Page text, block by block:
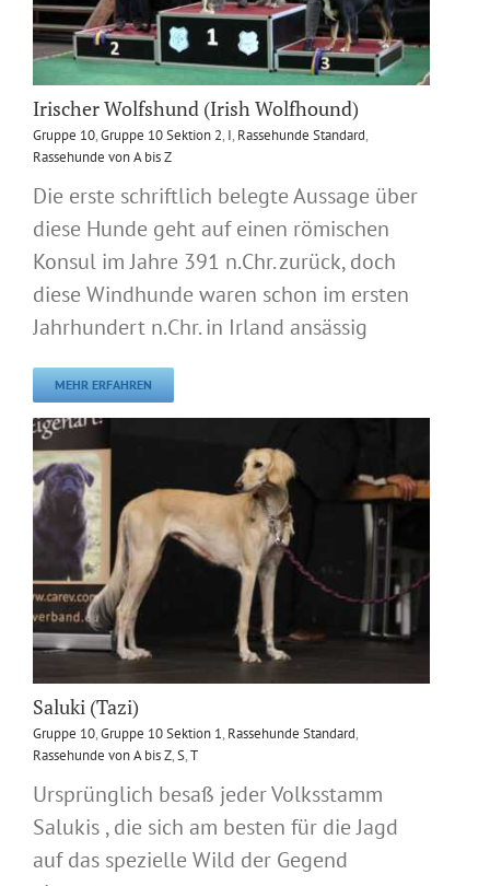
Irischer Wolfshund (Irish Wolfhound)
Gruppe 10,Gruppe 10 Sektion 2, I, Rassehunde Standard,
Rassehunde von A bis Z
Die erste schriftlich belegte Aussage über
diese Hunde geht auf einen römischen
Konsul im Jahre 391 n.Chr. zurück, doch
diese Windhunde waren schon im ersten
Jahrhundert n.Chr. in Irland ansässig
MEHR ERFAHREN
Saluki (Tazi)
Gruppe 10,Gruppe 10 Sektion 1, Rassehunde Standard,
Rassehunde von A bis Z,S,T
Ursprünglich besaß jeder Volksstamm
Salukis , die sich am besten für die Jagd
auf das spezielle Wild der Gegend